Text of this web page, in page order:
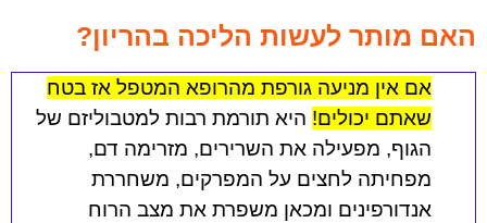
האם מותר לעשות הליכה בהריון?
אם אין מניעה גורפת מהרופא המטפל אז בטח
שאתם יכולים! היא תורמת רבות למטבוליזם של
הגוף, מפעילה את השרירים, מזרימה דם,
מפחיתה לחצים על המפרקים, משחררת
אנדורפינים ומכאן משפרת את מצב הרוח